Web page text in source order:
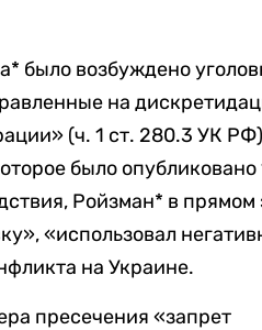
было возбуждено
на
(ч. 1 ст. 280.3 УК
было опубликовано
Ройзман* в
«использовал
на Украине.
пресечения «запрет